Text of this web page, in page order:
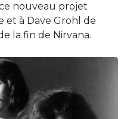
nouveau projet
et à Dave Grohl de
la fin de Nirvana.